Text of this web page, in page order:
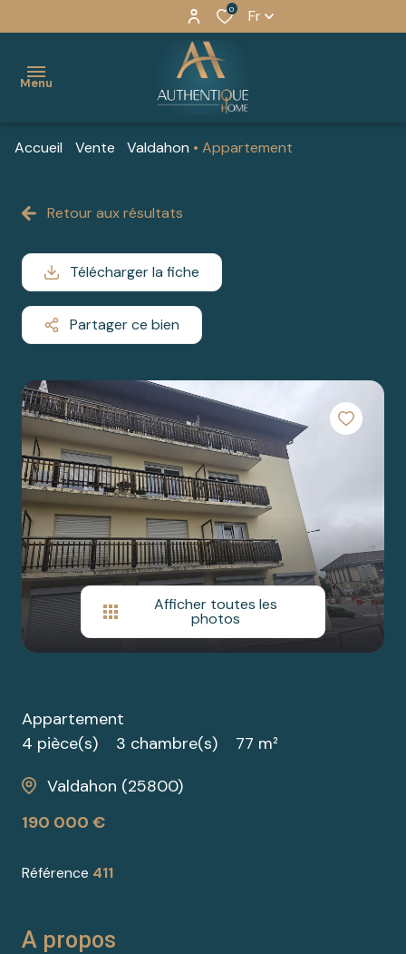
0 Fr
Menu
nos
AGENCE
VALDAHON
AGENCE DE
PONTARLIER
AGENCE
DE
SAONE
vendre
BIENS À
BIENS À
PONTARLIER
BIENS
À
SAONE
BIENS
PRESTIGE
vous
cherchez
un bien ?
nos
partenaires
nous
contacter
Accueil Vente Valdahon Appartement
Retour aux résultats
Télécharger la fiche
Partager ce bien
Afficher toutes les
photos
Appartement
4 pièce(s)
3 chambre(s)
77 m²
Valdahon (25800)
190 000 €
Référence 411
A propos